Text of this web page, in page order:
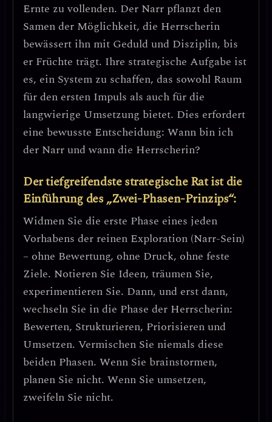
Ernte zu vollenden. Der Narr pflanzt den
Samen der Möglichkeit, die Herrscherin
bewässert ihn mit Geduld und Disziplin, bis
er Früchte trägt. Ihre strategische Aufgabe ist
es, ein System zu schaffen, das sowohl Raum
für den ersten Impuls als auch für die
langwierige Umsetzung bietet. Dies erfordert
eine bewusste Entscheidung: Wann bin ich
der Narr und wann die Herrscherin?
Der tiefgreifendste strategische Rat ist die
Einführung des „Zwei-Phasen-Prinzips“:
Widmen Sie die erste Phase eines jeden
Vorhabens der reinen Exploration (Narr-Sein)
– ohne Bewertung, ohne Druck, ohne feste
Ziele. Notieren Sie Ideen, träumen Sie,
experimentieren Sie. Dann, und erst dann,
wechseln Sie in die Phase der Herrscherin:
Bewerten, Strukturieren, Priorisieren und
Umsetzen. Vermischen Sie niemals diese
beiden Phasen. Wenn Sie brainstormen,
planen Sie nicht. Wenn Sie umsetzen,
zweifeln Sie nicht.